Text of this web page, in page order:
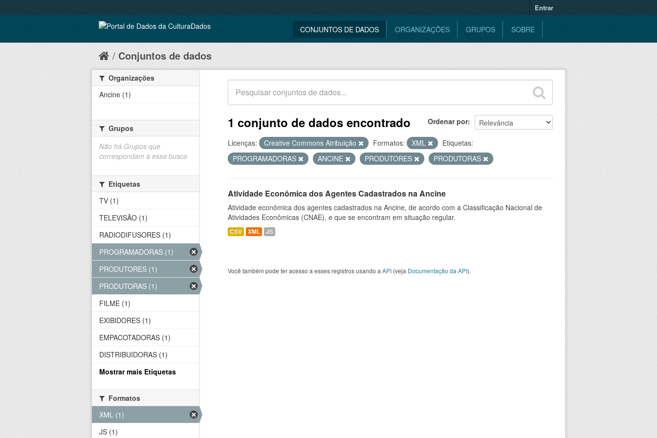
Entrar
CONJUNTOS DE DADOS ORGANIZAÇÕES GRUPOS SOBRE
Conjuntos de dados
Ordenar por
1 conjunto de dados encontrado
Licenças: Creative Commons Atribuição Formatos: XML
Etiquetas:
PROGRAMADORAS
ANCINE PRODUTORES PRODUTORAS
Atividade Econômica dos Agentes Cadastrados na Ancine
Atividade econômica dos agentes cadastrados na Ancine, de acordo com a Classificação Nacional de
Atividades Econômicas (CNAE), e que se encontram em situação regular.
CSV XML JS
Você também pode ter acesso a esses registros usando a API (veja Documentação da API).
Organizações
Ancine (1)
Grupos
Não há Grupos que
correspondam a essa busca
Etiquetas
TV (1)
TELEVISÃO (1)
RADIODIFUSORES (1)
PROGRAMADORAS (1)
PRODUTORES (1)
PRODUTORAS (1)
FILME (1)
EXIBIDORES (1)
EMPACOTADORAS (1)
DISTRIBUIDORAS (1)
Mostrar mais Etiquetas
Formatos
XML (1)
JS (1)